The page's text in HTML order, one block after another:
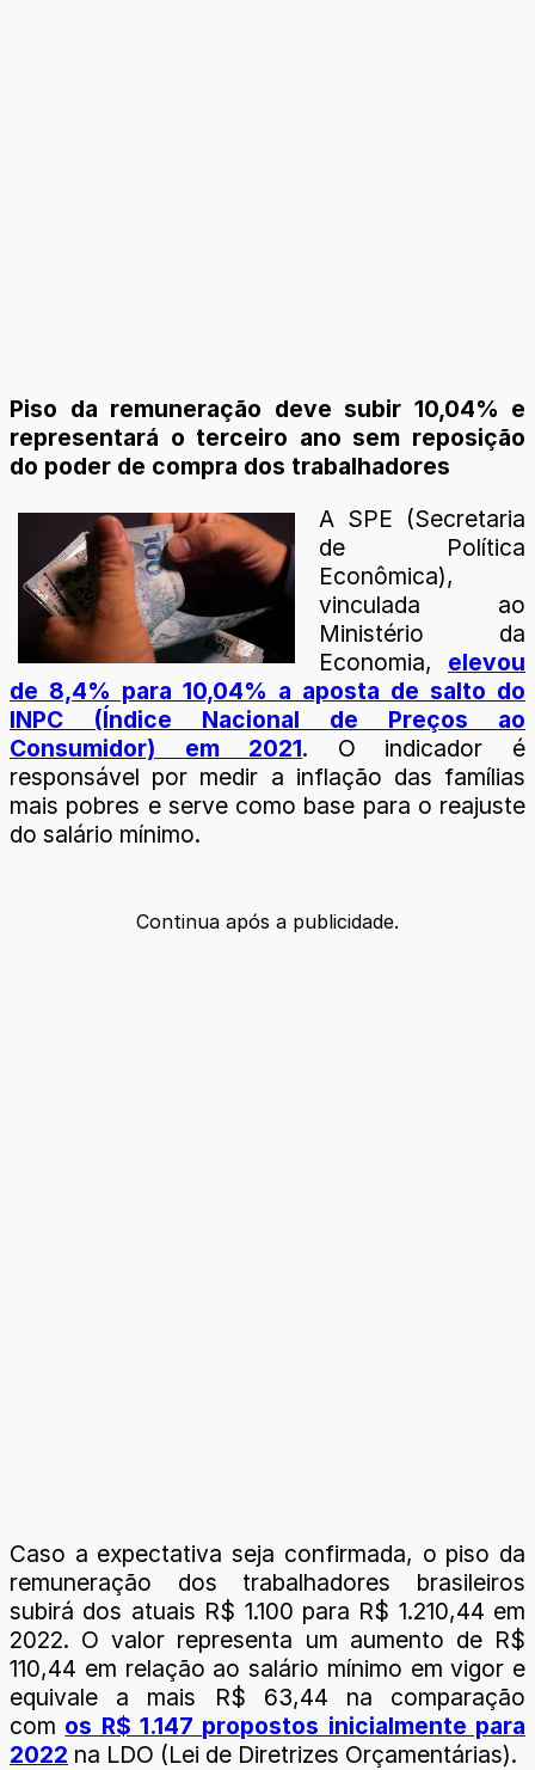
Piso da remuneração deve subir 10,04% e
representará o terceiro ano sem reposição
do poder de compra dos trabalhadores
A SPE (Secretaria
de Política
Econômica),
vinculada ao
Ministério da
Economia, elevou
de 8,4% para 10,04% a aposta de salto do
INPC (Índice Nacional de Preços ao
Consumidor) em 2021. O indicador é
responsável por medir a inflação das famílias
mais pobres e serve como base para o reajuste
do salário mínimo.
Continua após a publicidade.
Caso a expectativa seja confirmada, o piso da
remuneração dos trabalhadores brasileiros
subirá dos atuais R$ 1.100 para R$ 1.210,44 em
2022. O valor representa um aumento de R$
110,44 em relação ao salário mínimo em vigor e
equivale a mais R$ 63,44 na comparação
com os R$ 1.147 propostos inicialmente para
2022 na LDO (Lei de Diretrizes Orçamentárias).